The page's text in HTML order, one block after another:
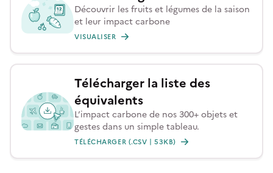
Découvrir les fruits et légumes de la saison
et leur impact carbone
VISUALISER
Télécharger la liste des
équivalents
L’impact carbone de nos 300+ objets et
gestes dans un simple tableau.
TÉLÉCHARGER (.CSV | 53KB)